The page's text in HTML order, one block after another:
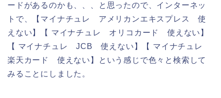
ードがあるのかも、、、と思ったので、インターネッ
トで、【マイナチュレ アメリカンエキスプレス 使
えない】【 マイナチュレ オリコカード 使えない】
【 マイナチュレ JCB 使えない】【 マイナチュレ
楽天カード 使えない】という感じで色々と検索して
みることにしました。